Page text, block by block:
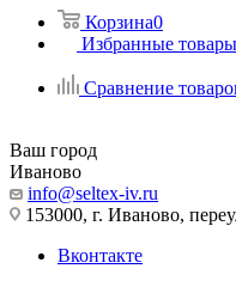
Корзина0
Избранные товары
Сравнение
Ваш город
Иваново
info@seltex-iv.ru
153000, г. Иваново,
Вконтакте